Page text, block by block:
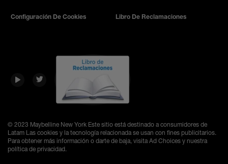
Configuración De Cookies Libro De Reclamaciones
© 2023 Maybelline New York Este sitio está destinado a consumidores de
Latam Las cookies y la tecnología relacionada se usan con fines publicitarios.
Para obtener más información o darte de baja, visita Ad Choices y nuestra
política de privacidad.